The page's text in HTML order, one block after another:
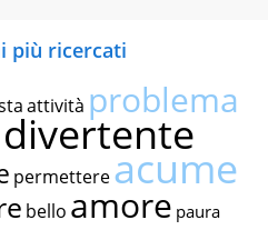
più ricercati
attività problema
divertente
permettereacume
bello amore paura